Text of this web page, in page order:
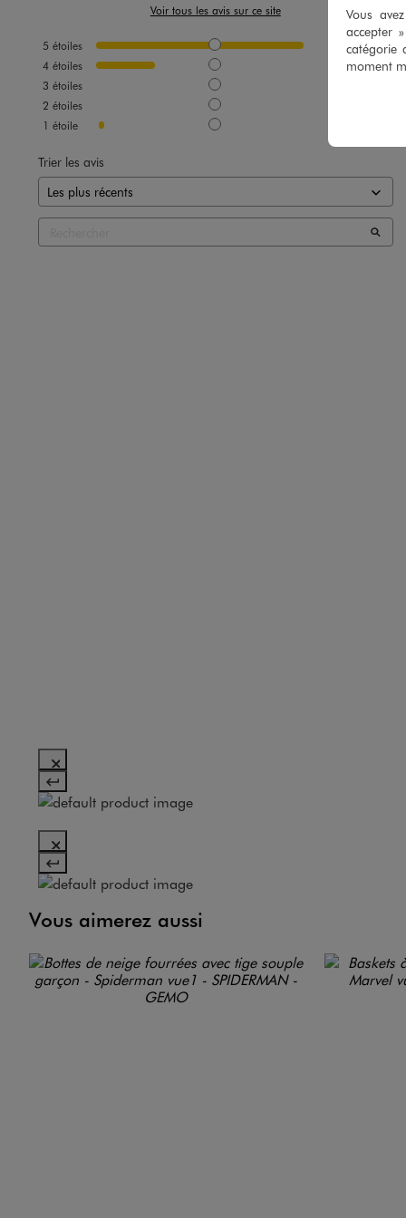
Image 12 sur 12
Voir tous les avis sur ce site
5 étoiles
47
4 étoiles
13
3 étoiles
2 étoiles
1 étoile
Trier les avis
Vous aimerez aussi
Vous
accepter
catégorie
moment